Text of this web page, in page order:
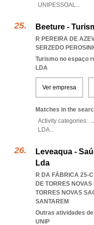
UNIPESSOAL...
Beeture -
R PEREIRA DE
SERZEDO
Turismo no espaço
LDA
Ver empresa
Matches in the
Activity categories: ...
LDA...
Leveaqua -
Lda
R DA FÁBRICA 25-
DE TORRES
TORRES NOVAS
SANTAREM
Outras atividades
UNIP